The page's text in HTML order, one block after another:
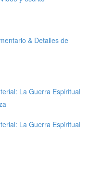
& Detalles de
La Guerra Espiritual
La Guerra Espiritual